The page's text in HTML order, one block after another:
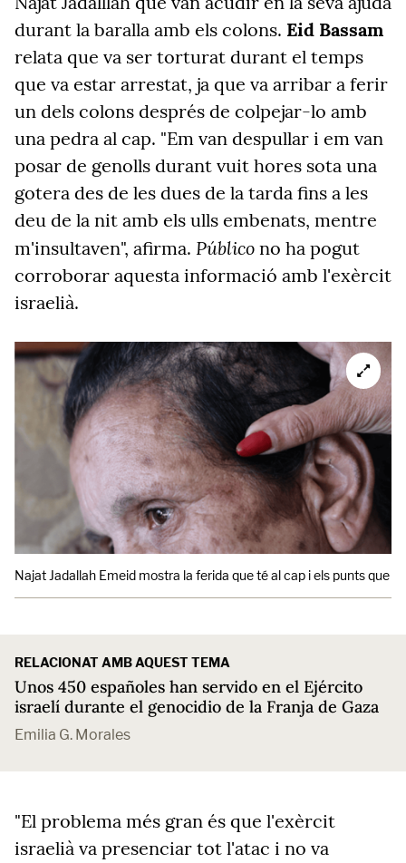
durant la baralla amb els colons. Eid Bassam
relata que va ser torturat durant el temps
que va estar arrestat, ja que va arribar a ferir
un dels colons després de colpejar-lo amb
una pedra al cap. "Em van despullar i em van
posar de genolls durant vuit hores sota una
gotera des de les dues de la tarda fins a les
deu de la nit amb els ulls embenats, mentre
m'insultaven", afirma. Público no ha pogut
corroborar aquesta informació amb l'exèrcit
israelià.
Najat Jadallah Emeid mostra la ferida que té al cap i els punts que
RELACIONAT AMB AQUEST TEMA
Unos 450 españoles han servido en el Ejército
israelí durante el genocidio de la Franja de Gaza
Emilia G. Morales
"El problema més gran és que l'exèrcit
israelià va presenciar tot l'atac i no va